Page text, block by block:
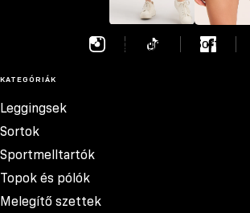
Leggingsek Sortok
KATEGÓRIÁK
Leggingsek
Sortok
Sportmelltartók
Topok és pólók
Melegítő szettek